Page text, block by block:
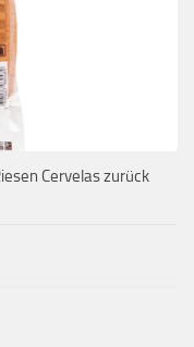
Cervelas zurück